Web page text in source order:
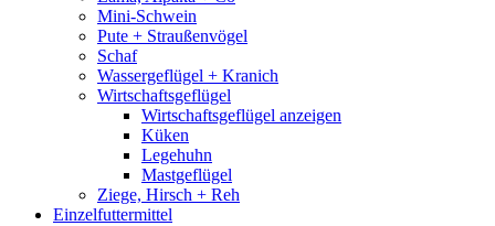
Mini-Schwein
Pute + Straußenvögel
Schaf
Wassergeflügel + Kranich
Wirtschaftsgeflügel
Wirtschaftsgeflügel anzeigen
Küken
Legehuhn
Mastgeflügel
Ziege, Hirsch + Reh
Einzelfuttermittel